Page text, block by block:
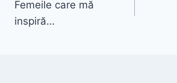
navigation
Femeile care mă
inspiră…